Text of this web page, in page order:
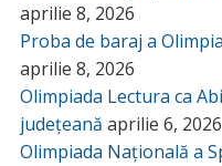
aprilie 8, 2026
Proba de baraj a
aprilie 8, 2026
Olimpiada Lectura ca
județeană aprilie 6, 2026
Olimpiada Națională a